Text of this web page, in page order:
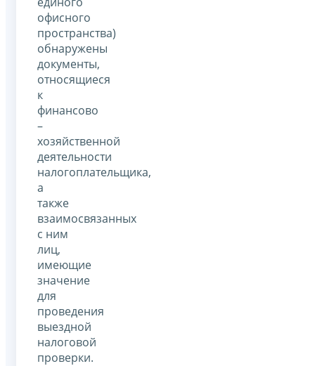
офисного
пространства)
обнаружены
документы,
относящиеся
к
финансово
–
хозяйственной
деятельности
налогоплательщика,
а
также
взаимосвязанных
с ним
лиц,
имеющие
значение
для
проведения
выездной
налоговой
проверки.